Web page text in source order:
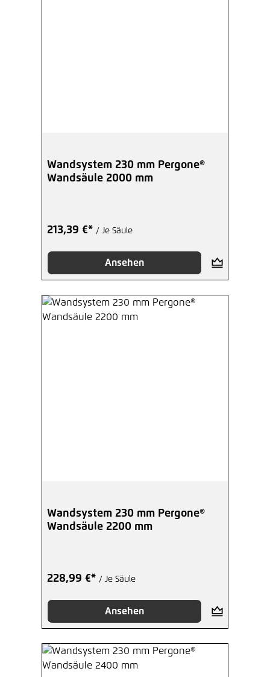
Wandsystem 230 mm Pergone®
Wandsäule 2000 mm
213,39 €* / Je Säule
Ansehen
Wandsystem 230 mm Pergone®
Wandsäule 2200 mm
228,99 €* / Je Säule
Ansehen